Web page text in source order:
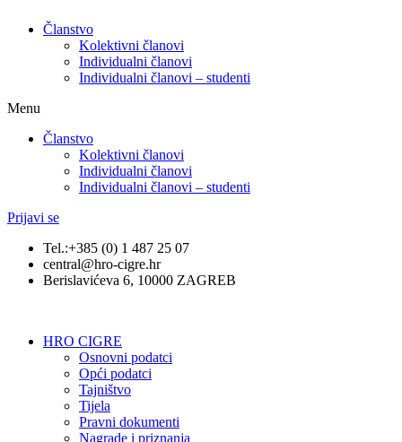
Članstvo
Kolektivni članovi
Individualni članovi
Individualni članovi – studenti
Menu
Članstvo
Kolektivni članovi
Individualni članovi
Individualni članovi – studenti
Prijavi se
Tel.:+385 (0) 1 487 25 07
central@hro-cigre.hr
Berislavićeva 6, 10000 ZAGREB
HRO CIGRE
Osnovni podatci​
Opći podatci
Tajništvo
Tijela
Pravni dokumenti
Nagrade i priznanja